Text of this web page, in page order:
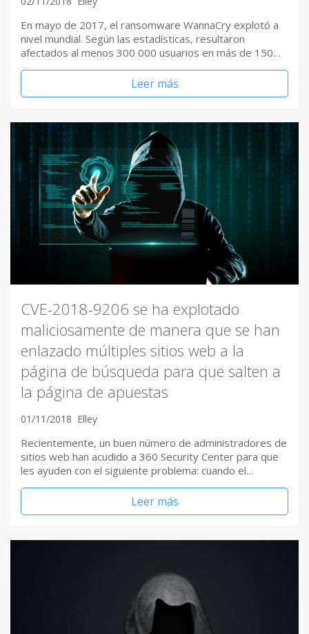
En mayo de 2017, el ransomware WannaCry explotó a
nivel mundial. Según las estadísticas, resultaron
afectados al menos 300 000 usuarios en más de 150…
Leer más
CVE-2018-9206 se ha explotado
maliciosamente de manera que se han
enlazado múltiples sitios web a la
página de búsqueda para que salten a
la página de apuestas
01/11/2018 Elley
Recientemente, un buen número de administradores de
sitios web han acudido a 360 Security Center para que
les ayuden con el siguiente problema: cuando el…
Leer más